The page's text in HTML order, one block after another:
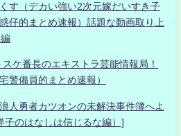
す（デカい強い2次元嫁だいすき子
仔的まとめ速報）話題な動画取り上
ケ番長のエキストラ芸能情報局！
警備員的まとめ速報）
人勇者カツオンの未解決事件簿へよ
子のはなしは信じるな編）]